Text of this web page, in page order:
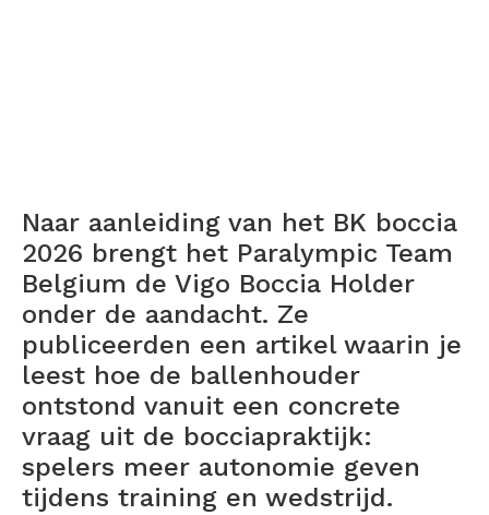
Naar aanleiding van het BK boccia
2026 brengt het Paralympic Team
Belgium de Vigo Boccia Holder
onder de aandacht. Ze
publiceerden een artikel waarin je
leest hoe de ballenhouder
ontstond vanuit een concrete
vraag uit de bocciapraktijk:
spelers meer autonomie geven
tijdens training en wedstrijd.